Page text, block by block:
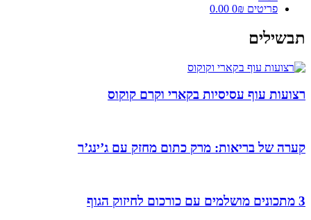
פריטים 0 ₪ 0.00
תבשילים
רצועות עוף עסיסיות בקארי וקרם קוקוס​
קערה של בריאות: מרק כתום מחזק עם ג’ינג’ר
3 מתכונים מושלמים עם כורכום לחיזוק הגוף